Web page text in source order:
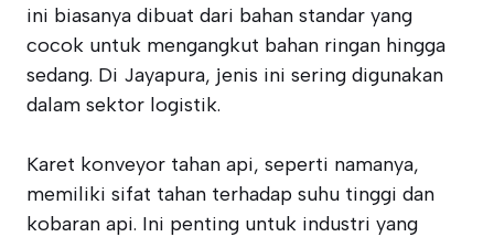
ini biasanya dibuat dari bahan standar yang
cocok untuk mengangkut bahan ringan hingga
sedang. Di Jayapura, jenis ini sering digunakan
dalam sektor logistik.
Karet konveyor tahan api, seperti namanya,
memiliki sifat tahan terhadap suhu tinggi dan
kobaran api. Ini penting untuk industri yang